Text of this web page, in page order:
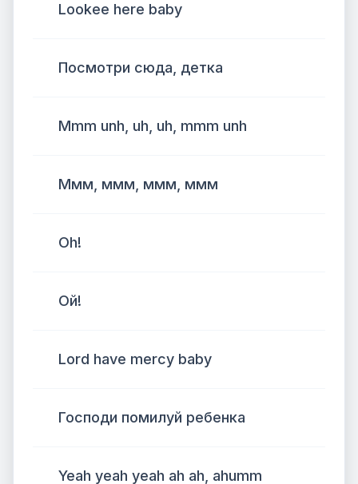
Lookee here baby
Посмотри сюда, детка
Mmm unh, uh, uh, mmm unh
Ммм, ммм, ммм, ммм
Oh!
Ой!
Lord have mercy baby
Господи помилуй ребенка
Yeah yeah yeah ah ah, ahumm